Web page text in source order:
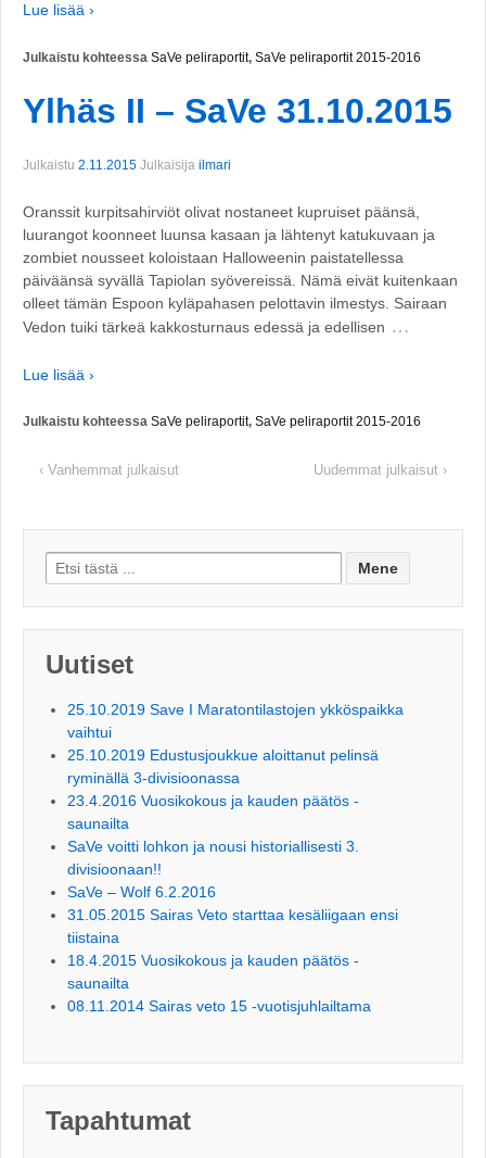
Lue lisää ›
Julkaistu kohteessa SaVe peliraportit, SaVe peliraportit 2015-2016
Ylhäs II – SaVe 31.10.2015
Julkaistu 2.11.2015 Julkaisija ilmari
Oranssit kurpitsahirviöt olivat nostaneet kupruiset päänsä,
luurangot koonneet luunsa kasaan ja lähtenyt katukuvaan ja
zombiet nousseet koloistaan Halloweenin paistatellessa
päiväänsä syvällä Tapiolan syövereissä. Nämä eivät kuitenkaan
olleet tämän Espoon kyläpahasen pelottavin ilmestys. Sairaan
Vedon tuiki tärkeä kakkosturnaus edessä ja edellisen …
Lue lisää ›
Julkaistu kohteessa SaVe peliraportit, SaVe peliraportit 2015-2016
‹ Vanhemmat julkaisut Uudemmat julkaisut ›
Search for:
Uutiset
25.10.2019 Save I Maratontilastojen ykköspaikka
vaihtui
25.10.2019 Edustusjoukkue aloittanut pelinsä
ryminällä 3-divisioonassa
23.4.2016 Vuosikokous ja kauden päätös -
saunailta
SaVe voitti lohkon ja nousi historiallisesti 3.
divisioonaan!!
SaVe – Wolf 6.2.2016
31.05.2015 Sairas Veto starttaa kesäliigaan ensi
tiistaina
18.4.2015 Vuosikokous ja kauden päätös -
saunailta
08.11.2014 Sairas veto 15 -vuotisjuhlailtama
Tapahtumat